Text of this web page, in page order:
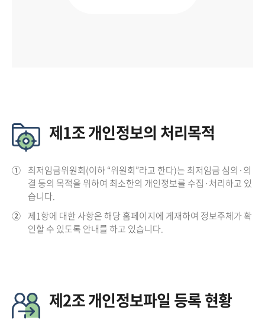
제1조 개인정보의 처리목적
① 최저임금위원회(이하 “위원회”라고 한다)는 최저임금 심의·의
결 등의 목적을 위하여 최소한의 개인정보를 수집·처리하고 있
습니다.
② 제1항에 대한 사항은 해당 홈페이지에 게재하여 정보주체가 확
인할 수 있도록 안내를 하고 있습니다.
제2조 개인정보파일 등록 현황